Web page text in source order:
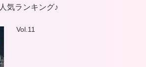
人気ランキング♪
Vol.11